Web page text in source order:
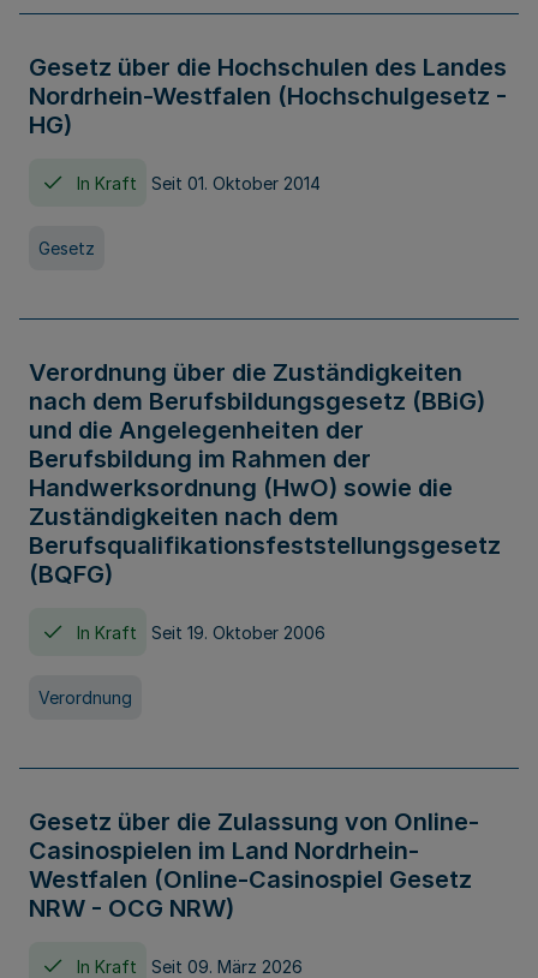
Gesetz über die Hochschulen des Landes
Nordrhein-Westfalen (Hochschulgesetz -
HG)
In Kraft Seit 01. Oktober 2014
Gesetz
Verordnung über die Zuständigkeiten
nach dem Berufsbildungsgesetz (BBiG)
und die Angelegenheiten der
Berufsbildung im Rahmen der
Handwerksordnung (HwO) sowie die
Zuständigkeiten nach dem
Berufsqualifikationsfeststellungsgesetz
(BQFG)
In Kraft Seit 19. Oktober 2006
Verordnung
Gesetz über die Zulassung von Online-
Casinospielen im Land Nordrhein-
Westfalen (Online-Casinospiel Gesetz
NRW - OCG NRW)
In Kraft Seit 09. März 2026